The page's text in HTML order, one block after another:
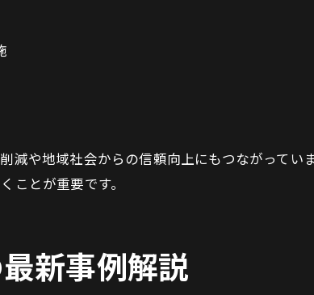
減や地域社会からの信頼向上にもつながって
ことが重要です。
新事例解説